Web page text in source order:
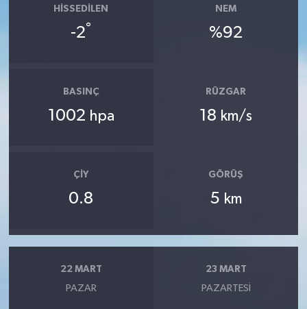
HISSEDILEN
-2°
NEM
%92
BASINÇ
1002 hpa
RÜZGAR
18 km/s
ÇIY
0.8
GÖRÜŞ
5 km
22 MART
PAZAR
23 MART
PAZARTESI